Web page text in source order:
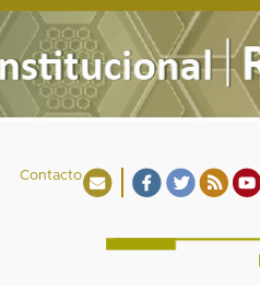
Contacto